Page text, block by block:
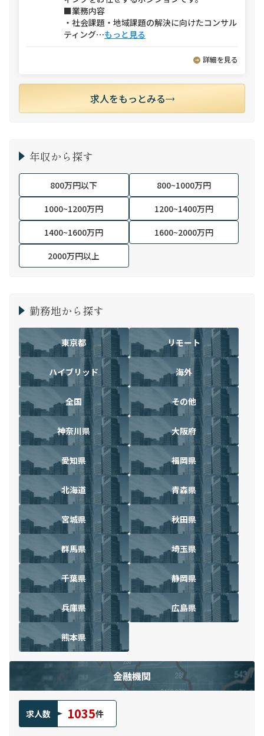
■業務内容
・社会課題・地域課題の解決に向けたコンサル
ティング⋯もっと見る
詳細を見る
求人をもっとみる
年収から探す
800万円以下
800~1000万円
1000~1200万円
1200~1400万円
1400~1600万円
1600~2000万円
2000万円以上
勤務地から探す
東京都 リモート
ハイブリッド 海外
全国 その他
神奈川県 大阪府
愛知県 福岡県
北海道 青森県
宮城県 秋田県
群馬県 埼玉県
千葉県 静岡県
兵庫県 広島県
熊本県
金融機関
求人数 1035件